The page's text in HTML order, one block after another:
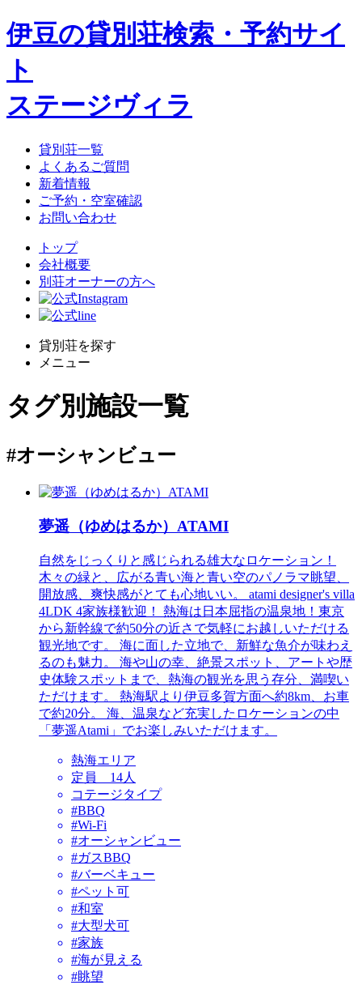
伊豆の貸別荘検索・予約サイ
ト
ステージヴィラ
貸別荘一覧
よくあるご質問
新着情報
ご予約・空室確認
お問い合わせ
トップ
会社概要
別荘オーナーの方へ
貸別荘を探す
メニュー
タグ別施設一覧
#オーシャンビュー
夢遥（ゆめはるか）ATAMI
自然をじっくりと感じられる雄大なロケーション！
木々の緑と、広がる青い海と青い空のパノラマ眺望、
開放感、爽快感がとても心地いい。 atami designer's villa
4LDK 4家族様歓迎！ 熱海は日本屈指の温泉地！東京
から新幹線で約50分の近さで気軽にお越しいただける
観光地です。 海に面した立地で、新鮮な魚介が味わえ
るのも魅力。 海や山の幸、絶景スポット、アートや歴
史体験スポットまで、熱海の観光を思う存分、満喫い
ただけます。 熱海駅より伊豆多賀方面へ約8km、お車
で約20分。 海、温泉など充実したロケーションの中
「夢遥Atami」でお楽しみいただけます。
熱海エリア
定員 14人
コテージタイプ
#BBQ
#Wi-Fi
#オーシャンビュー
#ガスBBQ
#バーベキュー
#ペット可
#和室
#大型犬可
#家族
#海が見える
#眺望